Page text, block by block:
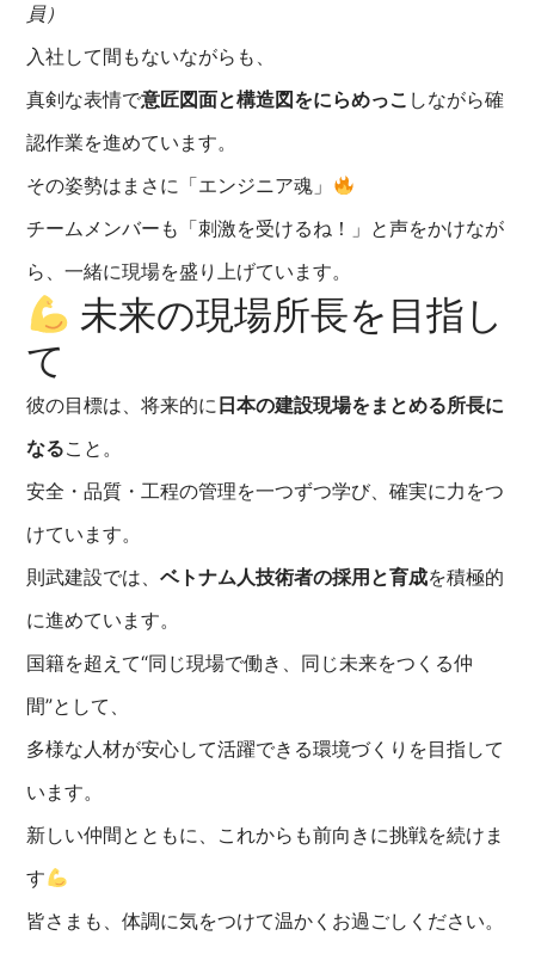
員）
入社して間もないながらも、
真剣な表情で意匠図面と構造図をにらめっこ しながら確
認作業を進めています。
その姿勢はまさに「エンジニア魂」
チームメンバーも「刺激を受けるね！」と声をかけなが
ら、一緒に現場を盛り上げています。
未来の現場所長を目指し
て
彼の目標は、将来的に 日本の建設現場をまとめる所長に
なること。
安全・品質・工程の管理を一つずつ学び、確実に力をつ
けています。
則武建設では、ベトナム人技術者の採用と育成を積極的
に進めています。
国籍を超えて“同じ現場で働き、同じ未来をつくる仲
間”として、
多様な人材が安心して活躍できる環境づくりを目指して
います。
新しい仲間とともに、これからも前向きに挑戦を続けま
す
皆さまも、体調に気をつけて温かくお過ごしください。